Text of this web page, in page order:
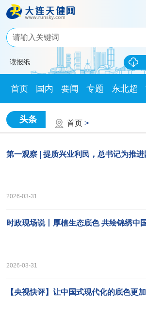
读报纸
首页 国内 要闻 专题 东北超
头条 首页 >
第一观察 | 提质兴业利民，总书记为推
2026-03-31
时政现场说丨厚植生态底色 共绘锦绣中
2026-03-31
【央视快评】让中国式现代化的底色更